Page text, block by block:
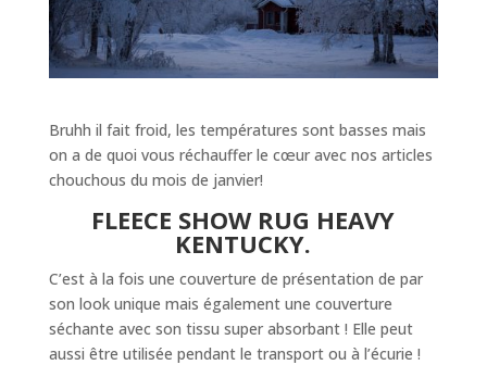
Bruhh il fait froid, les températures sont basses mais
on a de quoi vous réchauffer le cœur avec nos articles
chouchous du mois de janvier!
FLEECE SHOW RUG HEAVY
KENTUCKY.
C’est à la fois une couverture de présentation de par
son look unique mais également une couverture
séchante avec son tissu super absorbant ! Elle peut
aussi être utilisée pendant le transport ou à l’écurie !